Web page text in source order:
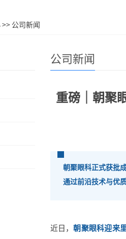
>> 公司新闻
公司新闻
重磅｜朝聚
朝聚眼科正式获批
通过前沿技术与优
近日，朝聚眼科迎来